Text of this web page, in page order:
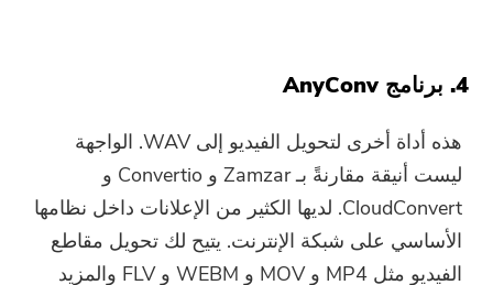
4. برنامج AnyConv
هذه أداة أخرى لتحويل الفيديو إلى WAV. الواجهة
ليست أنيقة مقارنةً بـ Zamzar و Convertio و
CloudConvert. لديها الكثير من الإعلانات داخل نظامها
الأساسي على شبكة الإنترنت. يتيح لك تحويل مقاطع
الفيديو مثل MP4 و MOV و WEBM و FLV والمزيد